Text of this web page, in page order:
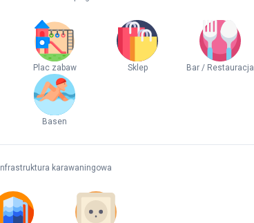
Plac zabaw Sklep Bar / Restauracja
Basen
Infrastruktura karawaningowa